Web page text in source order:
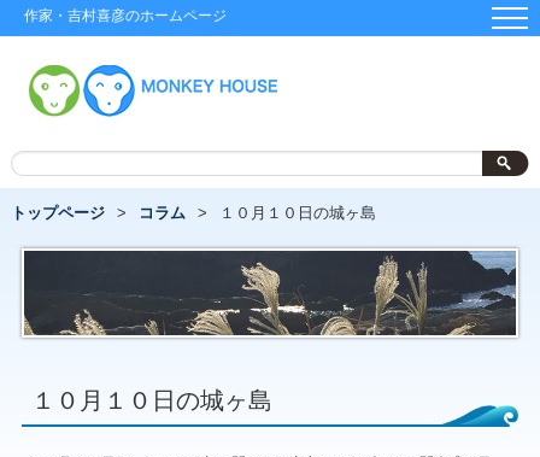
作家・吉村喜彦のホームページ
トップページ コラム １０月１０日の城ヶ島
１０月１０日の城ヶ島